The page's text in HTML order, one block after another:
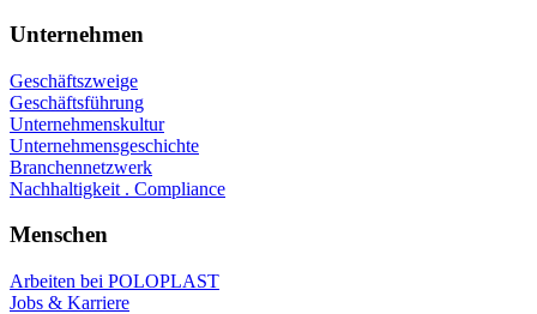
Unternehmen
Geschäftszweige
Geschäftsführung
Unternehmenskultur
Unternehmensgeschichte
Branchennetzwerk
Nachhaltigkeit . Compliance
Menschen
Arbeiten bei POLOPLAST
Jobs & Karriere